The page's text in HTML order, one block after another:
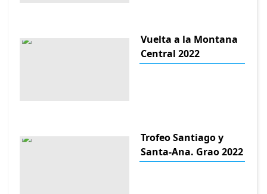
Vuelta a la Montana
Central 2022
Trofeo Santiago y
Santa-Ana. Grao 2022